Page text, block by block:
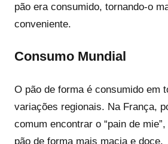
pão era consumido, tornando-o
conveniente.
Consumo Mundial
O pão de forma é consumido em
variações regionais. Na França,
comum encontrar o “pain de
pão de forma mais macia e doce.